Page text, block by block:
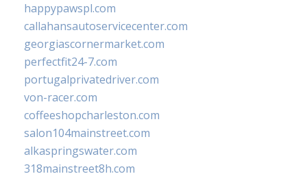
happypawspl.com
callahansautoservicecenter.com
georgiascornermarket.com
perfectfit24-7.com
portugalprivatedriver.com
von-racer.com
coffeeshopcharleston.com
salon104mainstreet.com
alkaspringswater.com
318mainstreet8h.com